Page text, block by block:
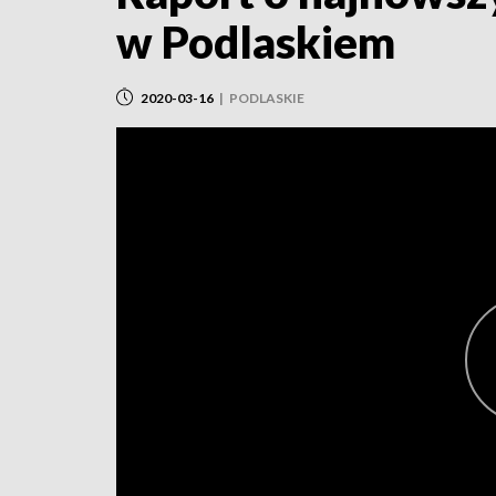
w Podlaskiem
2020-03-16 | PODLASKIE